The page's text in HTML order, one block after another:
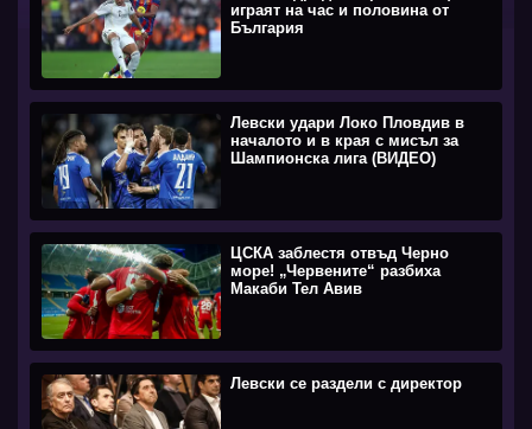
играят на час и половина от
България
Левски удари Локо Пловдив в
началото и в края с мисъл за
Шампионска лига (ВИДЕО)
ЦСКА заблестя отвъд Черно
море! „Червените“ разбиха
Макаби Тел Авив
Левски се раздели с директор